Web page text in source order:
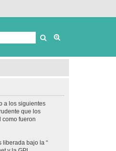
Buscar
a los siguientes
que los
como fueron
liberada bajo la “